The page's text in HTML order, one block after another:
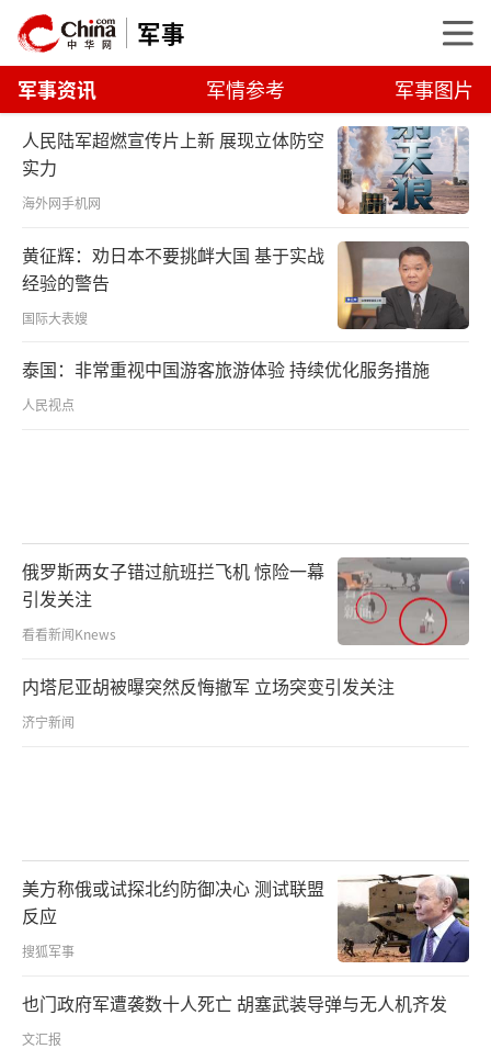
军事
军事资讯 军情参考 军事图片
人民陆军超燃宣传片上新 展现立体防空
实力
海外网手机网
黄征辉：劝日本不要挑衅大国 基于实战
经验的警告
国际大表嫂
泰国：非常重视中国游客旅游体验 持续优化服务措施
人民视点
俄罗斯两女子错过航班拦飞机 惊险一幕
引发关注
看看新闻Knews
内塔尼亚胡被曝突然反悔撤军 立场突变引发关注
济宁新闻
美方称俄或试探北约防御决心 测试联盟
反应
搜狐军事
也门政府军遭袭数十人死亡 胡塞武装导弹与无人机齐发
文汇报